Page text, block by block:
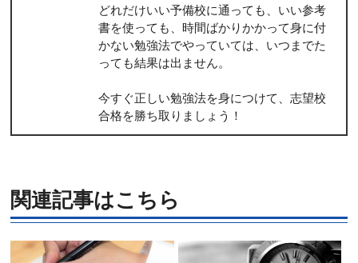
どれだけいい予備校に通っても、いい参考
書を使っても、時間ばかりかかって身に付
かない勉強法でやっていては、いつまでた
っても結果は出ません。
今すぐ正しい勉強法を身につけて、志望校
合格を勝ち取りましょう！
関連記事はこちら